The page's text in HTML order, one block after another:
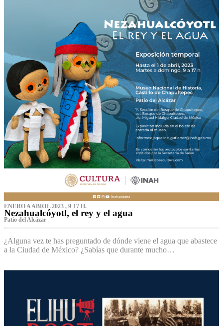
ENERO A ABRIL 2023 , 9-17 H.
Nezahualcóyotl, el rey y el agua
Patio del Alcázar
¿Alguna vez te has preguntado de dónde viene el agua que abastece
a la Ciudad de México? ¿Sabías que durante mucho…